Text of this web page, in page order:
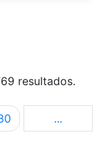
resultados.
TAB para
Página ...